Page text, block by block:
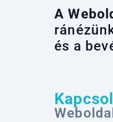
A
és a